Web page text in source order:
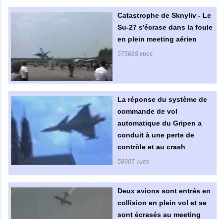
Catastrophe de Sknyliv - Le
Su-27 s'écrase dans la foule
en plein meeting aérien
575688 vues
La réponse du système de
commande de vol
automatique du Gripen a
conduit à une perte de
contrôle et au crash
58905 vues
Deux avions sont entrés en
collision en plein vol et se
sont écrasés au meeting